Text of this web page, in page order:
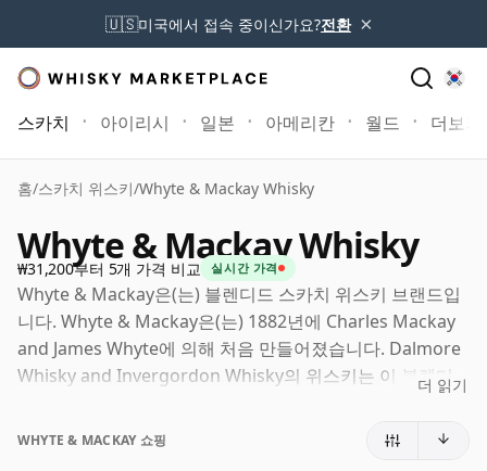
🇺🇸미국에서 접속 중이신가요?전환 ×
스카치 아이리시 일본 아메리칸 월드 더보기
홈/스카치 위스키/Whyte & Mackay Whisky
Whyte & Mackay Whisky
₩31,200부터 5개 가격 비교 실시간 가격
Whyte & Mackay은(는) 블렌디드 스카치 위스키 브랜드입
니다. Whyte & Mackay은(는) 1882년에 Charles Mackay
and James Whyte에 의해 처음 만들어졌습니다. Dalmore
Whisky and Invergordon Whisky의 위스키는 이 블렌디
더 읽기
WHYTE & MACKAY 쇼핑